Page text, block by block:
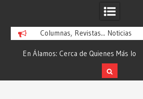
Columnas, Revistas... Noticias
En Álamos: Cerca de Quienes Más lo
Necesitan… Desde: Redacción “El
Objetivo Regional”.